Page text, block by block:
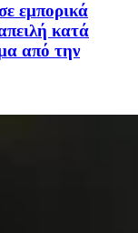
εμπορικά
κατά
από την